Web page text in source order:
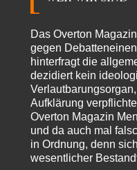
Adel verpflichtetvor 14
Vielen Dank, hatte ich nicht
lese. Beweist…
garnovor 16 Stunden zu:
Absurde Debatte um
vertieft EU-Spaltung
Gratuliere, du hast erkannt
gar nicht…
Schattenlandvor 17 Stunden
Unkabarettistische Anstalten
Dem schließe ich mich 100
Das Overton
gegen
hinterfragt die
dezidiert kein
Aufklärung
Overton Magazin
und da auch mal
in Ordnung, denn
wesentlicher